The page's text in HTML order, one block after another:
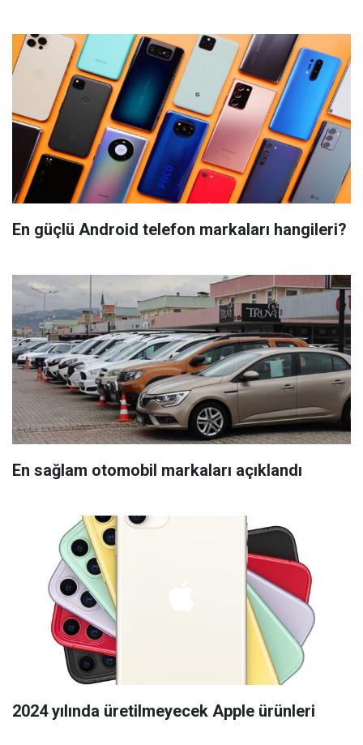
En güçlü Android telefon markaları hangileri?
En sağlam otomobil markaları açıklandı
2024 yılında üretilmeyecek Apple ürünleri